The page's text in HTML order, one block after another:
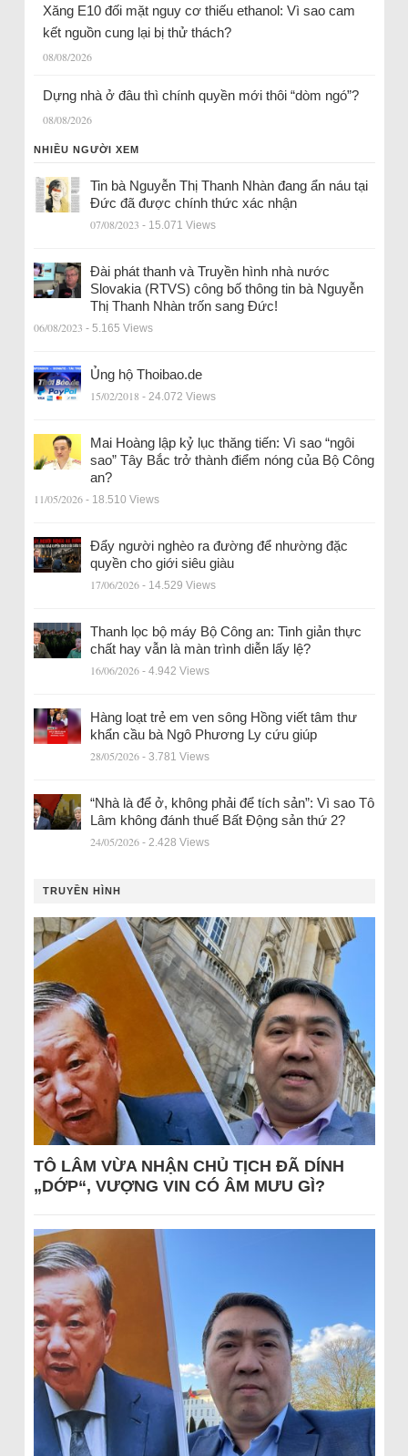
Xăng E10 đối mặt nguy cơ thiếu ethanol: Vì sao cam
kết nguồn cung lại bị thử thách?
08/08/2026
Dựng nhà ở đâu thì chính quyền mới thôi “dòm ngó”?
08/08/2026
NHIỀU NGƯỜI XEM
Tin bà Nguyễn Thị Thanh Nhàn đang ẩn náu tại
Đức đã được chính thức xác nhận
07/08/2023 - 15.071 Views
Đài phát thanh và Truyền hình nhà nước
Slovakia (RTVS) công bố thông tin bà Nguyễn
Thị Thanh Nhàn trốn sang Đức!
06/08/2023 - 5.165 Views
Ủng hộ Thoibao.de
15/02/2018 - 24.072 Views
Mai Hoàng lập kỷ lục thăng tiến: Vì sao “ngôi
sao” Tây Bắc trở thành điểm nóng của Bộ Công
an?
11/05/2026 - 18.510 Views
Đẩy người nghèo ra đường để nhường đặc
quyền cho giới siêu giàu
17/06/2026 - 14.529 Views
Thanh lọc bộ máy Bộ Công an: Tinh giản thực
chất hay vẫn là màn trình diễn lấy lệ?
16/06/2026 - 4.942 Views
Hàng loạt trẻ em ven sông Hồng viết tâm thư
khẩn cầu bà Ngô Phương Ly cứu giúp
28/05/2026 - 3.781 Views
“Nhà là để ở, không phải để tích sản”: Vì sao Tô
Lâm không đánh thuế Bất Động sản thứ 2?
24/05/2026 - 2.428 Views
TRUYỀN HÌNH
TÔ LÂM VỪA NHẬN CHỦ TỊCH ĐÃ DÍNH
„DỚP“, VƯỢNG VIN CÓ ÂM MƯU GÌ?